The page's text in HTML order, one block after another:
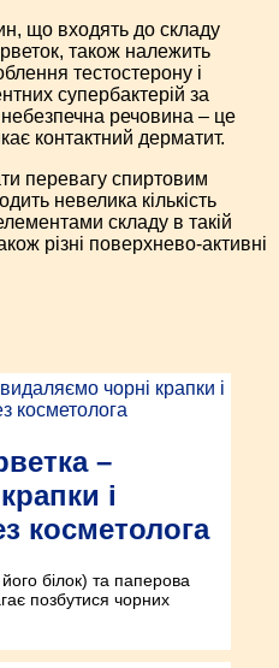
що входять до складу
також належить
тестостерону і
супербактерій за
речовина – це
контактний дерматит.
перевагу спиртовим
невелика кількість
складу в такій
різні поверхнево-активні
–
і
косметолога
білок) та паперова
позбутися чорних